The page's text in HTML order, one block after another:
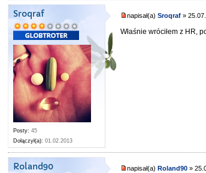
Sroqraf
Posty: 45
Dołączył(a): 01.02.2013
napisał(a)Sroqraf »
Właśnie wróciłem z HR,
Roland90 napisał(a) Roland90 »